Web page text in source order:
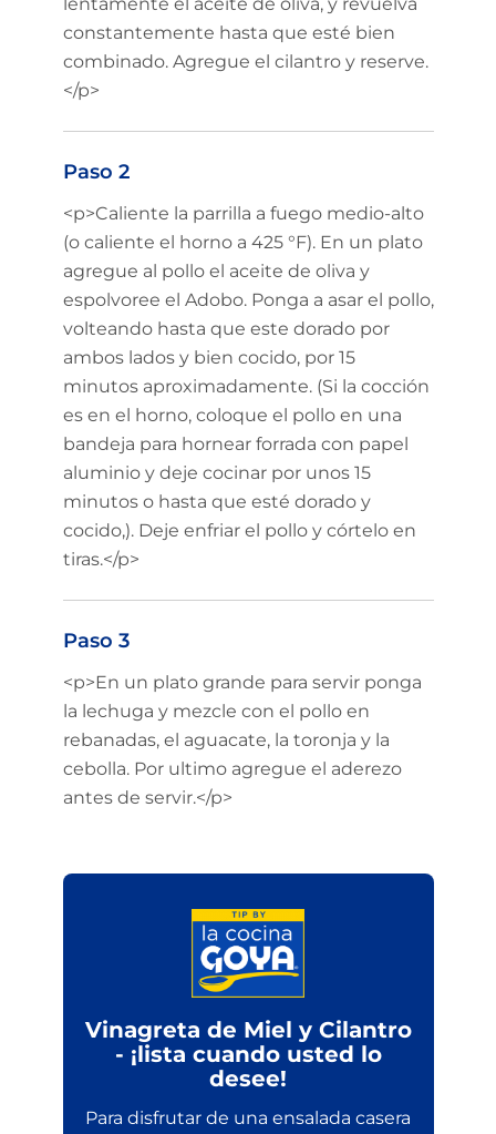
constantemente hasta que esté bien
combinado. Agregue el cilantro y reserve.
</p>
Paso 2
<p>Caliente la parrilla a fuego medio-alto
(o caliente el horno a 425 °F). En un plato
agregue al pollo el aceite de oliva y
espolvoree el Adobo. Ponga a asar el pollo,
volteando hasta que este dorado por
ambos lados y bien cocido, por 15
minutos aproximadamente. (Si la cocción
es en el horno, coloque el pollo en una
bandeja para hornear forrada con papel
aluminio y deje cocinar por unos 15
minutos o hasta que esté dorado y
cocido,). Deje enfriar el pollo y córtelo en
tiras.</p>
Paso 3
<p>En un plato grande para servir ponga
la lechuga y mezcle con el pollo en
rebanadas, el aguacate, la toronja y la
cebolla. Por ultimo agregue el aderezo
antes de servir.</p>
Vinagreta de Miel y Cilantro
- ¡lista cuando usted lo
desee!
Para disfrutar de una ensalada casera